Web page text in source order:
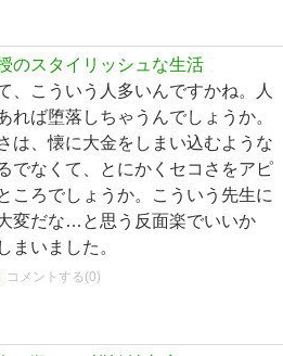
のスタイリッシュな生活
、こういう人多いんですかね。人
れば堕落しちゃうんでしょうか。
は、懐に大金をしまい込むような
でなくて、とにかくセコさをアピ
ころでしょうか。こういう先生に
変だな…と思う反面楽でいいか
まいました。
コメントする(0)